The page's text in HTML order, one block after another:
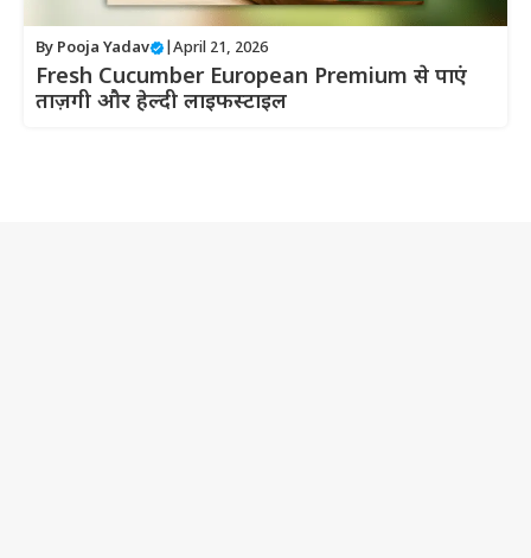
By Pooja Yadav April 21, 2026
Fresh Cucumber European Premium से पाएं
ताज़गी और हेल्दी लाइफस्टाइल